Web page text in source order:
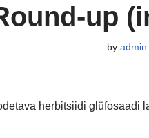
up
by admin
herbitsiidi glüfosaadi